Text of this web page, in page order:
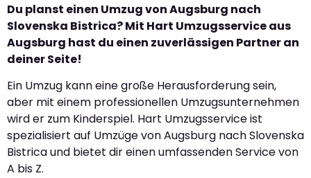
Du planst einen Umzug von Augsburg nach
Slovenska Bistrica? Mit Hart Umzugsservice aus
Augsburg hast du einen zuverlässigen Partner an
deiner Seite!
Ein Umzug kann eine große Herausforderung sein,
aber mit einem professionellen Umzugsunternehmen
wird er zum Kinderspiel. Hart Umzugsservice ist
spezialisiert auf Umzüge von Augsburg nach Slovenska
Bistrica und bietet dir einen umfassenden Service von
A bis Z.